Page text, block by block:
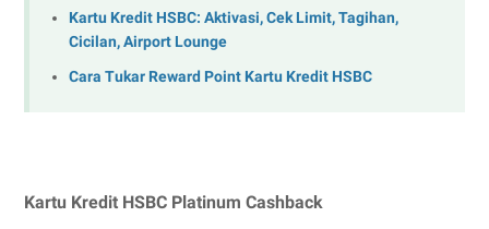
Kartu Kredit HSBC: Aktivasi, Cek Limit, Tagihan,
Cicilan, Airport Lounge
Cara Tukar Reward Point Kartu Kredit HSBC
Kartu Kredit HSBC Platinum Cashback